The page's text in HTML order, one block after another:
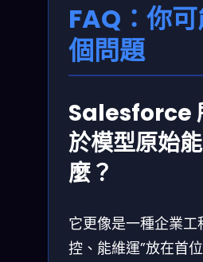
FAQ：你
個問題
Salesforce
於模型原始
麼？
它更像是一種企業工
控、能維運”放在首